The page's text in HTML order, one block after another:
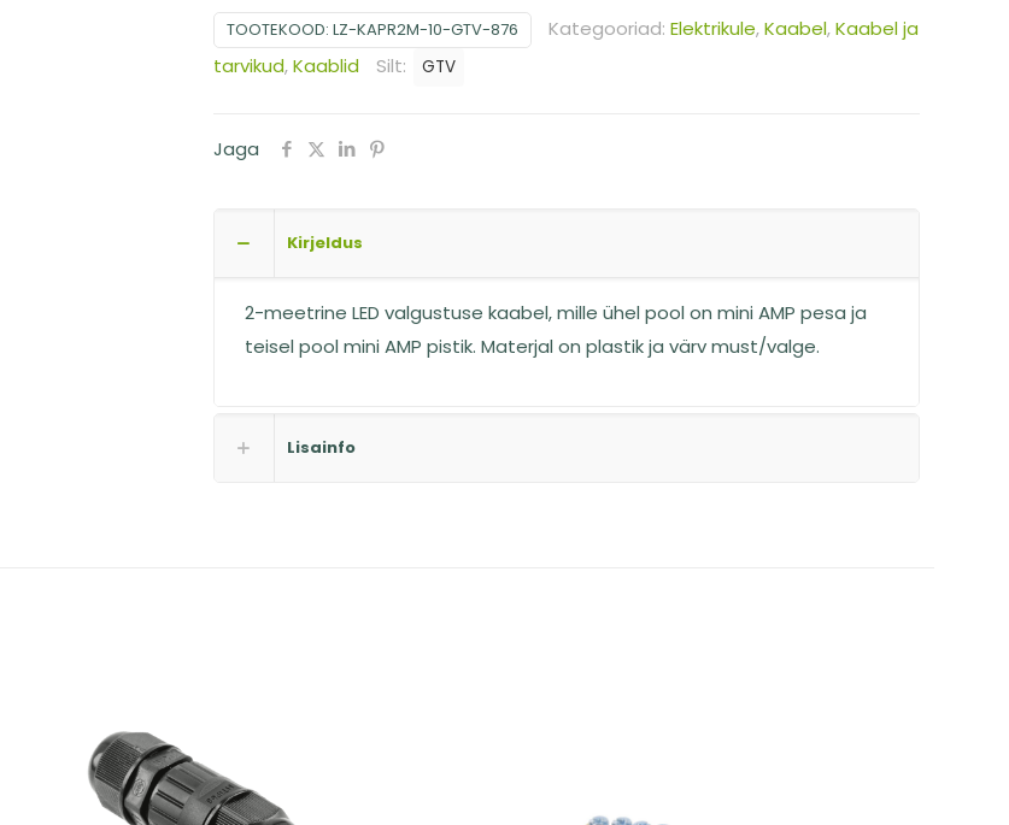
jaoks
200cm,
TOOTEKOOD: LZ-KAPR2M-10-GTV-876 Kategooriad: Elektrikule,Kaabel,Kaabel ja
tarvikud,Kaablid Silt: GTV
Jaga
Kirjeldus
2-meetrine LED valgustuse kaabel, mille ühel pool on mini AMP pesa ja
teisel pool mini AMP pistik. Materjal on plastik ja värv must/valge.
Lisainfo